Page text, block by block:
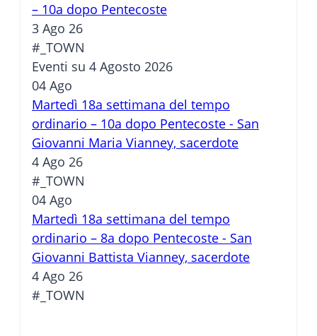
– 10a dopo Pentecoste
3 Ago 26
#_TOWN
Eventi su 4 Agosto 2026
04 Ago
Martedì 18a settimana del tempo
ordinario – 10a dopo Pentecoste - San
Giovanni Maria Vianney, sacerdote
4 Ago 26
#_TOWN
04 Ago
Martedì 18a settimana del tempo
ordinario – 8a dopo Pentecoste - San
Giovanni Battista Vianney, sacerdote
4 Ago 26
#_TOWN